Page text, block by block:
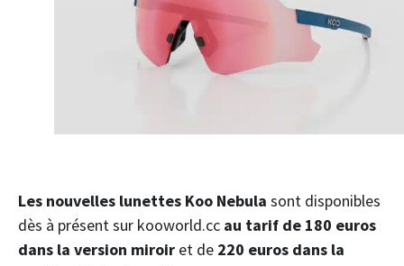
Les nouvelles lunettes Koo Nebula sont disponibles
dès à présent sur kooworld.cc au tarif de 180 euros
dans la version miroir et de 220 euros dans la